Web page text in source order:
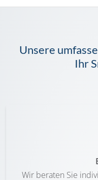
Unsere
Ihr
Wir beraten Sie